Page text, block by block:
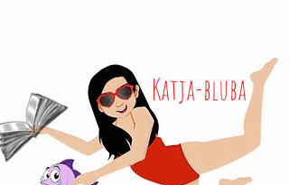
Katja-bluba